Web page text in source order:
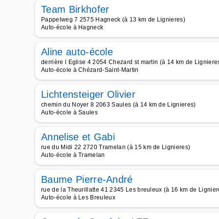
Team Birkhofer
Pappelweg 7 2575 Hagneck (à 13 km de Lignieres)
Auto-école à Hagneck
Aline auto-école
derrière l Eglise 4 2054 Chezard st martin (à 14 km de
Auto-école à Chézard-Saint-Martin
Lichtensteiger Olivier
chemin du Noyer 8 2063 Saules (à 14 km de Lignieres)
Auto-école à Saules
Annelise et Gabi
rue du Midi 22 2720 Tramelan (à 15 km de Lignieres)
Auto-école à Tramelan
Baume Pierre-André
rue de la Theurillatte 41 2345 Les breuleux (à 16 km de
Auto-école à Les Breuleux